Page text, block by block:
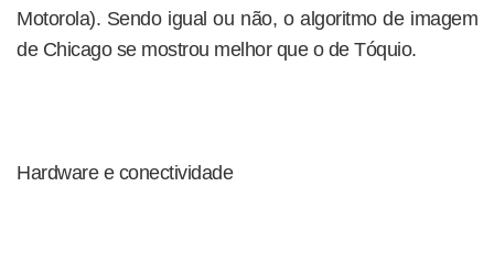
Motorola). Sendo igual ou não, o algoritmo de imagem
de Chicago se mostrou melhor que o de Tóquio.
Hardware e conectividade